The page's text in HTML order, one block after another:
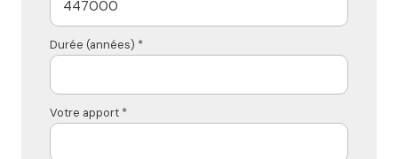
Durée (années) *
Votre apport *